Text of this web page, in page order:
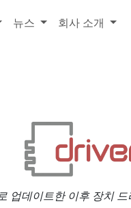
뉴스 회사 소개
업데이트한 이후 장치